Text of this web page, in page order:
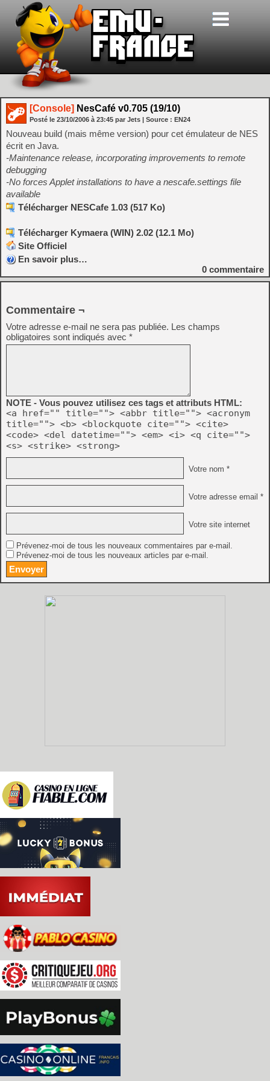
[Console] NesCafé v0.705 (19/10)
Posté le 23/10/2006 à 23:45 par Jets | Source : EN24
Nouveau build (mais même version) pour cet émulateur de NES
écrit en Java.
-Maintenance release, incorporating improvements to remote
debugging
-No forces Applet installations to have a nescafe.settings file
available
Télécharger NESCafe 1.03 (517 Ko)
Télécharger Kymaera (WIN) 2.02 (12.1 Mo)
Site Officiel
En savoir plus…
0 commentaire
Commentaire ¬
Votre adresse e-mail ne sera pas publiée. Les champs
obligatoires sont indiqués avec *
NOTE - Vous pouvez utilisez ces tags et attributs HTML:
<a href="" title=""> <abbr title=""> <acronym
title=""> <b> <blockquote cite=""> <cite>
<code> <del datetime=""> <em> <i> <q cite="">
<s> <strike> <strong>
Votre nom *
Votre adresse email *
Votre site internet
Prévenez-moi de tous les nouveaux commentaires par e-mail.
Prévenez-moi de tous les nouveaux articles par e-mail.